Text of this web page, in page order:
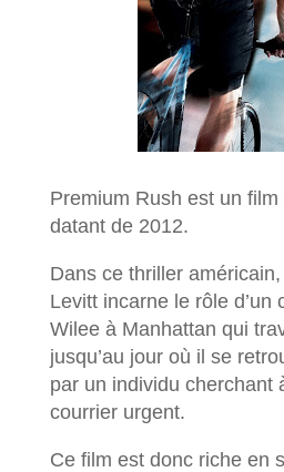
Premium Rush est un
datant de 2012.
Dans ce thriller
Levitt incarne le rôle d’un
Wilee à Manhattan qui
jusqu’au jour où il se
par un individu cherchant
courrier urgent.
Ce film est donc riche en